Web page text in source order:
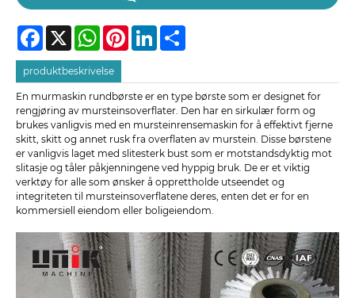
Facebook
X WhatsAppPinterestLinkedIn
produktbeskrivelse
En murmaskin rundbørste er en type børste som er designet for
rengjøring av mursteinsoverflater. Den har en sirkulær form og
brukes vanligvis med en mursteinrensemaskin for å effektivt fjerne
skitt, skitt og annet rusk fra overflaten av murstein. Disse børstene
er vanligvis laget med slitesterk bust som er motstandsdyktig mot
slitasje og tåler påkjenningene ved hyppig bruk. De er et viktig
verktøy for alle som ønsker å opprettholde utseendet og
integriteten til mursteinsoverflatene deres, enten det er for en
kommersiell eiendom eller boligeiendom.